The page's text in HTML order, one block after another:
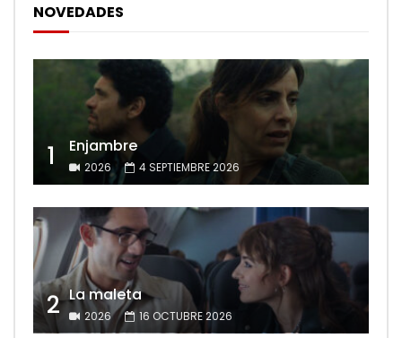
NOVEDADES
1 Enjambre
2026 4 SEPTIEMBRE 2026
2 La maleta
2026 16 OCTUBRE 2026